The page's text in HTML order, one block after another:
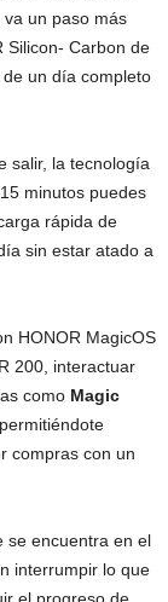
un paso más
Silicon- Carbon de
un día completo
salir, la tecnología
minutos puedes
rápida de
sin estar atado a
HONOR MagicOS
200, interactuar
como Magic
compras con un
se encuentra en el
interrumpir lo que
el progreso de